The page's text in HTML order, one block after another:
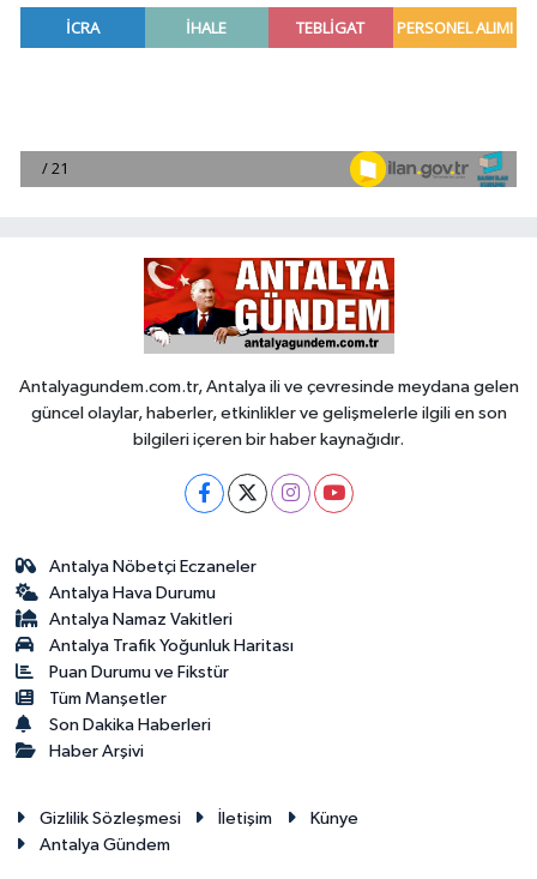
Antalyagundem.com.tr, Antalya ili ve çevresinde meydana gelen
güncel olaylar, haberler, etkinlikler ve gelişmelerle ilgili en son
bilgileri içeren bir haber kaynağıdır.
Antalya Nöbetçi Eczaneler
Antalya Hava Durumu
Antalya Namaz Vakitleri
Antalya Trafik Yoğunluk Haritası
Puan Durumu ve Fikstür
Tüm Manşetler
Son Dakika Haberleri
Haber Arşivi
Gizlilik Sözleşmesi İletişim
Künye
Antalya Gündem